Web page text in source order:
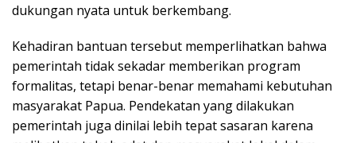
dukungan nyata untuk berkembang.
Kehadiran bantuan tersebut memperlihatkan bahwa
pemerintah tidak sekadar memberikan program
formalitas, tetapi benar-benar memahami kebutuhan
masyarakat Papua. Pendekatan yang dilakukan
pemerintah juga dinilai lebih tepat sasaran karena